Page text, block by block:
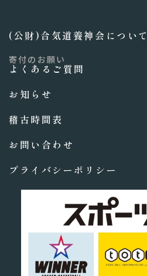
(公財)合気道養神会について
寄付のお願い
よくあるご質問
お知らせ
稽古時間表
お問い合わせ
プライバシーポリシー